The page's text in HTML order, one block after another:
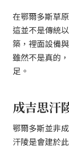
在鄂爾多斯草
這並不是傳統
築，裡面設備
雖然不是真的
足。
成吉思汗
鄂爾多斯並非
汗陵是會建於